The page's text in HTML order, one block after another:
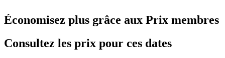
Économisez plus grâce aux Prix membres
Consultez les prix pour ces dates